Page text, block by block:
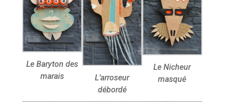
Le Baryton des
marais
L’arroseur
débordé
Le Nicheur
masqué